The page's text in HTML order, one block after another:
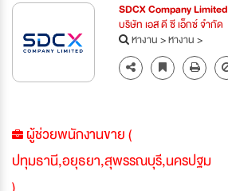
SDCX Company Limited
บริษัท เอส ดี ซี เอ็กซ์ จำกัด
หางาน>หางาน>
ผู้ช่วยพนักงานขาย (
ปทุมธานี,อยุธยา,สุพรรณบุรี,นครปฐม